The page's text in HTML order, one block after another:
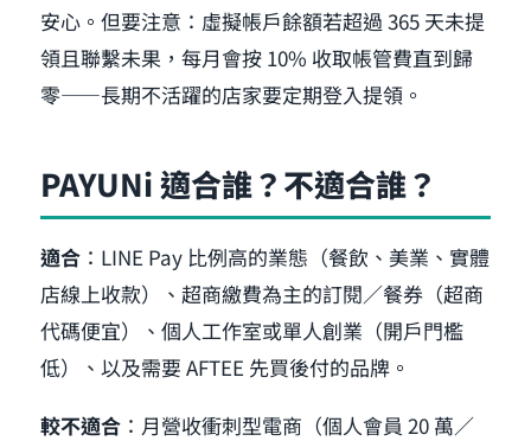
安心。但要注意：虛擬帳戶餘額若超過 365 天未提
領且聯繫未果，每月會按 10% 收取帳管費直到歸
零——長期不活躍的店家要定期登入提領。
PAYUNi 適合誰？不適合誰？
適合 ：LINE Pay 比例高的業態（餐飲、美業、實體
店線上收款）、超商繳費為主的訂閱／餐券（超商
代碼便宜）、個人工作室或單人創業（開戶門檻
低）、以及需要 AFTEE 先買後付的品牌。
較不適合 ：月營收衝刺型電商（個人會員 20 萬／